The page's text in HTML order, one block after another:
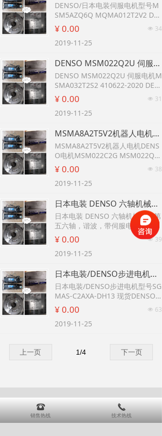
DENSO/日本电装伺服电机型号M
SM5AZQ6Q MQMA012T2V2 DE
NSO伺服电机
넶 34
¥ 0.00
2019-11-25
DENSO MSM022Q2U 伺服电机MSMA032T2S2 410622-2020 DENSO松下伺服MSMA电机
DENSO MSM022Q2U 伺服电机M
SMA032T2S2 410622-2020 DEN
SO松下伺服MSMA电机
넶 31
¥ 0.00
2019-11-25
MSMA8A2T5V2机器人电机DENSO电机MSM022C2G MSM022Q6U MSM082Q2U 日本电机 DENSO电装
MSMA8A2T5V2机器人电机DENS
O电机MSM022C2G MSM022Q6
U MSM082Q2U 日本电机 DENS
O电装
넶 38
¥ 0.00
2019-11-25
日本电装 DENSO 六轴机械手的第五六轴，谐波，带伺服电机 MSM022Q6U 原装松下/DENSO伺服电机
日本电装 DENSO 六轴机械手的第
五六轴，谐波，带伺服电机 MSM
022Q6U 原装松下/DENSO伺服电
机
넶 39
¥ 0.00
2019-11-25
日本电装/DENSO步进电机型号SGMAS-C2AXA-DH13 现货DENSO伺服电机 MSM5AZQ2Q
日本电装/DENSO步进电机型号SG
MAS-C2AXA-DH13 现货DENSO
伺服电机 MSM5AZQ2Q
넶 63
¥ 0.00
2019-11-25
上一页 下一页
1/4
뀰
销售热线
끅
技术热线